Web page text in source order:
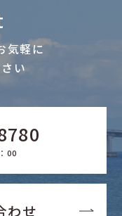
気軽に
い
00
わせ